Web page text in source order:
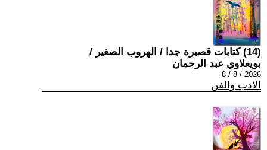
(14) كتابات قصيرة جدا / الهروب الصغير /
بويعلاوي عبد الرحمان
2026 / 8 / 8
الادب والفن